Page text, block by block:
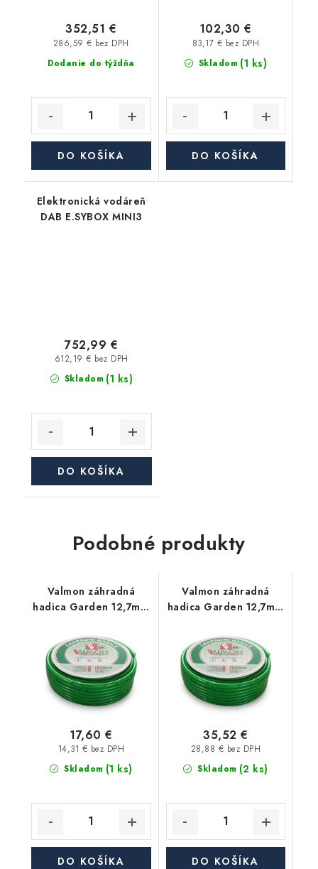
Dodanie do týždňa
286,59 € bez DPH
352,51 €
DO KOŠÍKA
Skladom (1 ks)
83,17 € bez DPH
102,30 €
DO KOŠÍKA
Elektronická vodáreň
DAB E.SYBOX MINI3
Skladom (1 ks)
612,19 € bez DPH
752,99 €
DO KOŠÍKA
Podobné produkty
Valmon záhradná
hadica Garden 12,7mm
Skladom (1 ks)
14,31 € bez DPH
17,60 €
DO KOŠÍKA
Valmon záhradná
hadica Garden 12,7mm
Skladom (2 ks)
28,88 € bez DPH
35,52 €
DO KOŠÍKA